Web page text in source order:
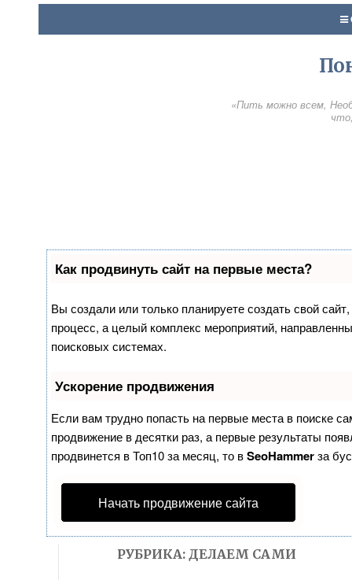
«Пить можно всем,
Как продвинуть сайт на первые места?
Вы создали или только планируете создать свой
процесс, а целый комплекс мероприятий,
поисковых системах.
Ускорение продвижения
Если вам трудно попасть на первые места в поиске
продвижение в десятки раз, а первые результаты
продвинется в Топ10 за месяц, то вSeoHammerза
Начать продвижение сайта
РУБРИКА: ДЕЛАЕМ САМИ